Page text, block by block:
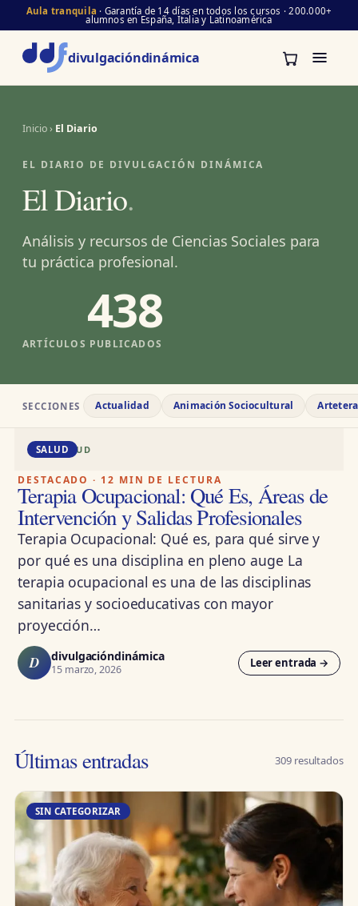
Aula tranquila · Garantía de 14 días en todos los cursos · 200.000+
alumnos en España, Italia y Latinoamérica
divulgacióndinámica
Inicio› El Diario
EL DIARIO DE DIVULGACIÓN DINÁMICA
El Diario.
Análisis y recursos de Ciencias Sociales para
tu práctica profesional.
438
ARTÍCULOS PUBLICADOS
SECCIONES Actualidad Animación Sociocultural
DD · SALUD
SALUD
DESTACADO · 12 MIN DE LECTURA
Terapia Ocupacional: Qué Es, Áreas de
Intervención y Salidas Profesionales
Terapia Ocupacional: Qué es, para qué sirve y
por qué es una disciplina en pleno auge La
terapia ocupacional es una de las disciplinas
sanitarias y socioeducativas con mayor
proyección…
D
divulgacióndinámica
15 marzo, 2026 Leer entrada →
Últimas entradas 309 resultados
SIN CATEGORIZAR